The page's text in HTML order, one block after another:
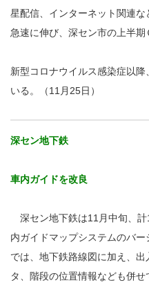
星配信、インターネット関連
急速に伸び、深セン市の上半期
新型コロナウイルス感染症以
いる。（11月25日）
深セン地下鉄
車内ガイドを改良
深セン地下鉄は11月中旬、
内ガイドマップシステムのバ
では、地下鉄路線図に加え、
タ、階段の位置情報なども併せ